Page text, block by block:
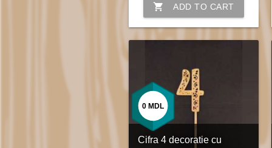
shopping_cart ADD TO CART
Cifra 4 decoratie cu
0 MDL